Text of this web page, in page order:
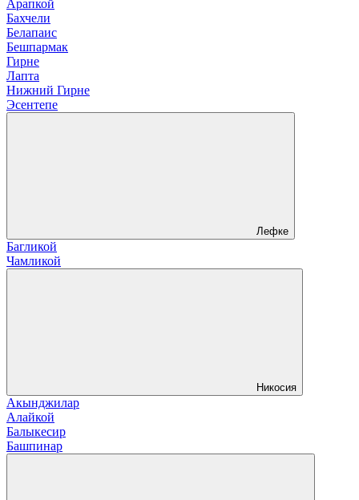
Арапкой
Бахчели
Белапаис
Бешпармак
Гирне
Лапта
Нижний Гирне
Эсентепе
Лефке
Багликой
Чамликой
Никосия
Акынджилар
Алайкой
Балыкесир
Башпинар